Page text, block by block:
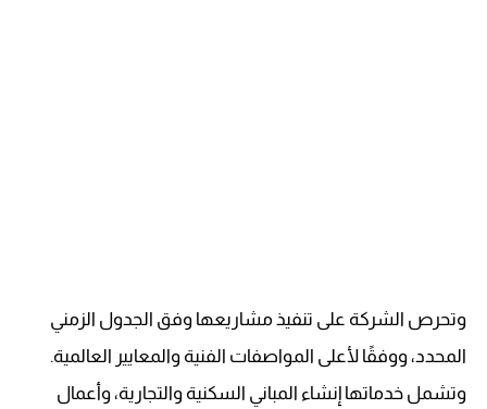
وتحرص الشركة على تنفيذ مشاريعها وفق الجدول الزمني
المحدد، ووفقًا لأعلى المواصفات الفنية والمعايير العالمية.
وتشمل خدماتها إنشاء المباني السكنية والتجارية، وأعمال